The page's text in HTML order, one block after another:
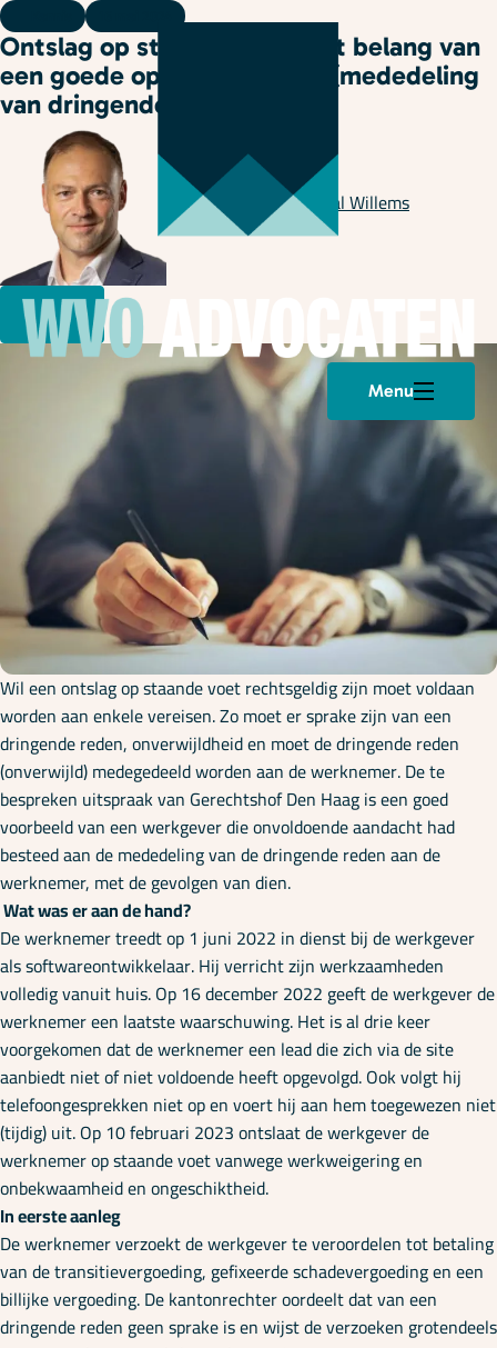
Menu
Onze specialisaties
Kennisbank
Cursussen
Podcasts
Over ons
Plan een afspraak
Ontslag op staande voet: het belang van
een goede opzeggingsbrief (mededeling
van dringende reden)
Geschreven doorPascal Willems
Wil een ontslag op staande voet rechtsgeldig zijn moet voldaan
worden aan enkele vereisen. Zo moet er sprake zijn van een
dringende reden, onverwijldheid en moet de dringende reden
(onverwijld) medegedeeld worden aan de werknemer. De te
bespreken uitspraak van Gerechtshof Den Haag is een goed
voorbeeld van een werkgever die onvoldoende aandacht had
besteed aan de mededeling van de dringende reden aan de
werknemer, met de gevolgen van dien.
Wat was er aan de hand?
De werknemer treedt op 1 juni 2022 in dienst bij de werkgever
als softwareontwikkelaar. Hij verricht zijn werkzaamheden
volledig vanuit huis. Op 16 december 2022 geeft de werkgever de
werknemer een laatste waarschuwing. Het is al drie keer
voorgekomen dat de werknemer een lead die zich via de site
aanbiedt niet of niet voldoende heeft opgevolgd. Ook volgt hij
telefoongesprekken niet op en voert hij aan hem toegewezen niet
(tijdig) uit. Op 10 februari 2023 ontslaat de werkgever de
werknemer op staande voet vanwege werkweigering en
onbekwaamheid en ongeschiktheid.
In eerste aanleg
De werknemer verzoekt de werkgever te veroordelen tot betaling
van de transitievergoeding, gefixeerde schadevergoeding en een
billijke vergoeding. De kantonrechter oordeelt dat van een
dringende reden geen sprake is en wijst de verzoeken grotendeels